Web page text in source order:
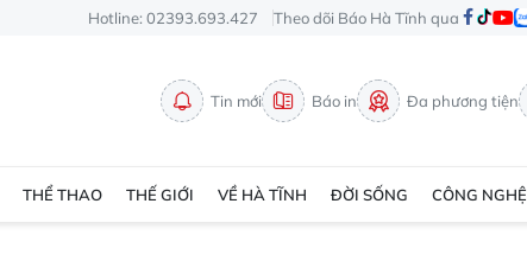
Hotline: 02393.693.427 Theo dõi Báo Hà Tĩnh qua
Tin mới Báo in Đa phương tiện
THỂ THAO THẾ GIỚI VỀ HÀ TĨNH ĐỜI SỐNG CÔNG NGHỆ